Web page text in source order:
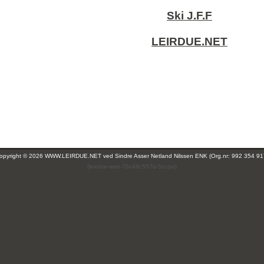
Ski J.F.F
LEIRDUE.NET
© 2026 WWW.LEIRDUE.NET ved Sindre Asser Netland Nilssen ENK (Org.nr: 992 354
(leirdue-web-76c49c557b-5zcqw)